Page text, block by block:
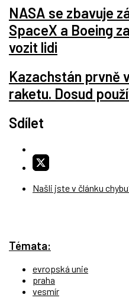
NASA se zbavuje
SpaceX a Boeing
vozit lidi
Kazachstán prvně
raketu. Dosud
Sdílet
Našli jste v článku
Témata:
evropská unie
praha
vesmír